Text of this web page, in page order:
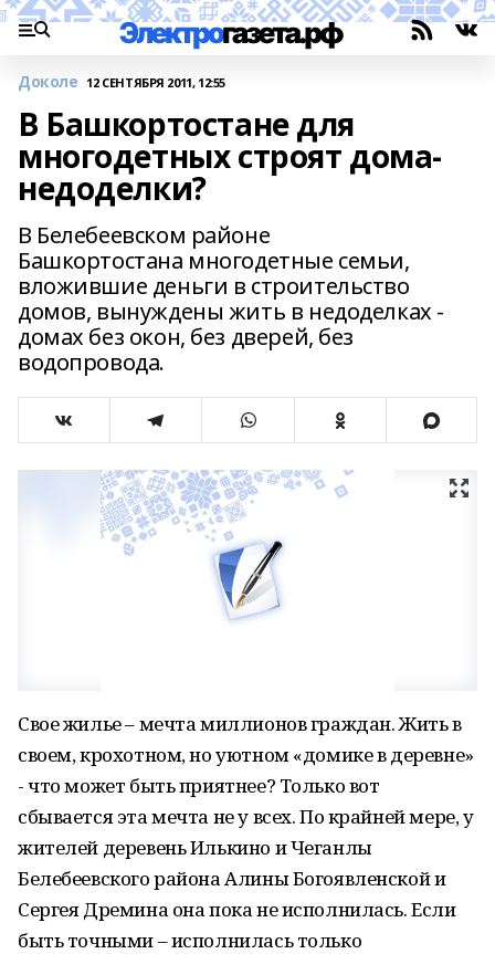
Доколе 12 СЕНТЯБРЯ 2011, 12:55
В Башкортостане для
многодетных строят дома-
недоделки?
В Белебеевском районе
Башкортостана многодетные семьи,
вложившие деньги в строительство
домов, вынуждены жить в недоделках -
домах без окон, без дверей, без
водопровода.
Свое жилье – мечта миллионов граждан. Жить в
своем, крохотном, но уютном «домике в деревне»
- что может быть приятнее? Только вот
сбывается эта мечта не у всех. По крайней мере, у
жителей деревень Илькино и Чеганлы
Белебеевского района Алины Богоявленской и
Сергея Дремина она пока не исполнилась. Если
быть точными – исполнилась только